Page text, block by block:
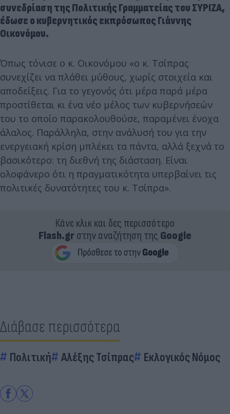
συνεδρίαση της Πολιτικής Γραμματείας του ΣΥΡΙΖΑ,
έδωσε ο κυβερνητικός εκπρόσωπος Γιάννης
Οικονόμου.
Όπως τόνισε ο κ. Οικονόμου «ο κ. Τσίπρας
συνεχίζει να πλάθει μύθους, χωρίς στοιχεία και
αποδείξεις. Για το γεγονός ότι μέρα παρά μέρα
προστίθεται κι ένα νέο μέλος των κυβερνήσεών
του το οποίο παρακολουθούσε, παραμένει ένοχα
άλαλος. Παράλληλα, στην ανάλυσή του για την
ενεργειακή κρίση μπλέκει τα πάντα, αλλά ξεχνά το
βασικότερο: τη διεθνή της διάσταση. Είναι
ολοφάνερο ότι η πραγματικότητα υπερβαίνει τις
πολιτικές δυνατότητες του κ. Τσίπρα».
Κάνε κλικ και δες περισσότερο
Flash.grστην αναζήτηση της Google
Διάβασε περισσότερα
Πολιτική Αλέξης Τσίπρας Εκλογικός Νόμος